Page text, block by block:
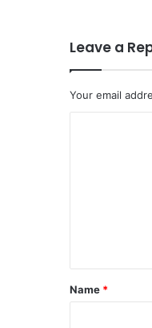
Leave a
Your email
t
*
Name *